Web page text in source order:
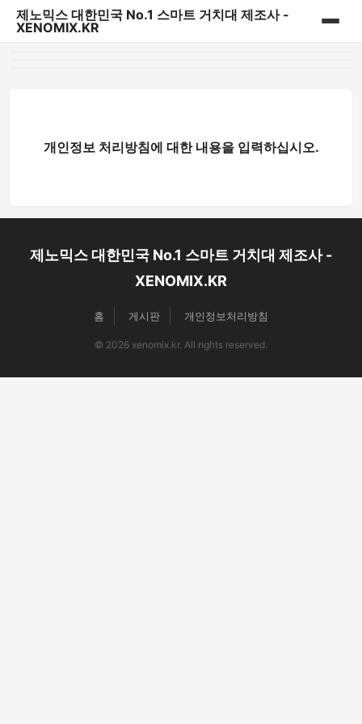
제노믹스 대한민국 No.1 스마트 거치대 제조사 -
XENOMIX.KR
CD슬롯 & 송풍구거치대
태블릿&내비게이션 거치대
다용도 일상용 거치대
파워핸들/핑거링/충전기
개인정보 처리방침에 대한 내용을 입력하십시오.
제노믹스 대한민국 No.1 스마트 거치대 제조사 -
XENOMIX.KR
홈 게시판 개인정보처리방침
© 2026 xenomix.kr. All rights reserved.